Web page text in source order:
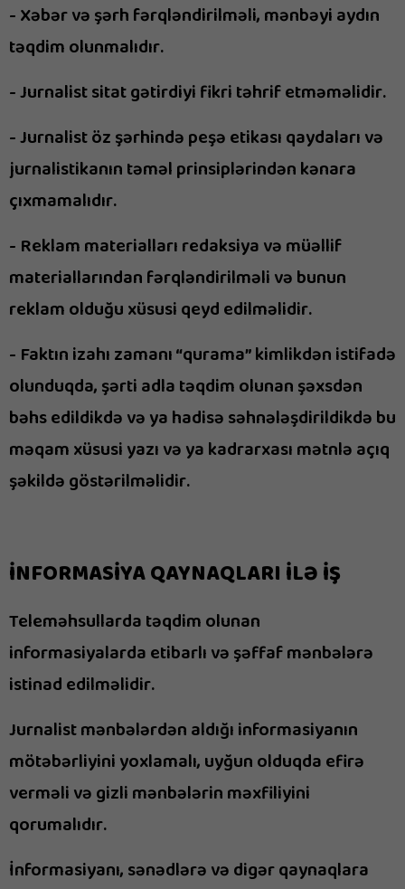
- Xəbər və şərh fərqləndirilməli, mənbəyi aydın
təqdim olunmalıdır.
- Jurnalist sitat gətirdiyi fikri təhrif etməməlidir.
- Jurnalist öz şərhində peşə etikası qaydaları və
jurnalistikanın təməl prinsiplərindən kənara
çıxmamalıdır.
- Reklam materialları redaksiya və müəllif
materiallarından fərqləndirilməli və bunun
reklam olduğu xüsusi qeyd edilməlidir.
- Faktın izahı zamanı “qurama” kimlikdən istifadə
olunduqda, şərti adla təqdim olunan şəxsdən
bəhs edildikdə və ya hadisə səhnələşdirildikdə bu
məqam xüsusi yazı və ya kadrarxası mətnlə açıq
şəkildə göstərilməlidir.
İNFORMASİYA QAYNAQLARI İLƏ İŞ
Teleməhsullarda təqdim olunan
informasiyalarda etibarlı və şəffaf mənbələrə
istinad edilməlidir.
Jurnalist mənbələrdən aldığı informasiyanın
mötəbərliyini yoxlamalı, uyğun olduqda efirə
verməli və gizli mənbələrin məxfiliyini
qorumalıdır.
İnformasiyanı, sənədlərə və digər qaynaqlara